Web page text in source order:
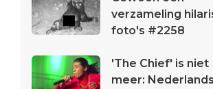
verzameling
foto's #2258
'The Chief' is niet
meer: